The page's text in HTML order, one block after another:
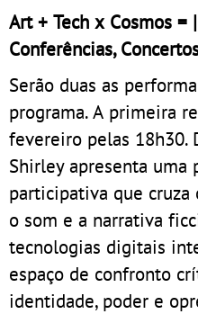
Art + Tech x Cosmos =
Conferências,
Serão duas as
programa. A primeira
fevereiro pelas
Shirley apresenta uma
participativa que cruza
o som e a narrativa
tecnologias digitais
espaço de confronto
identidade, poder e